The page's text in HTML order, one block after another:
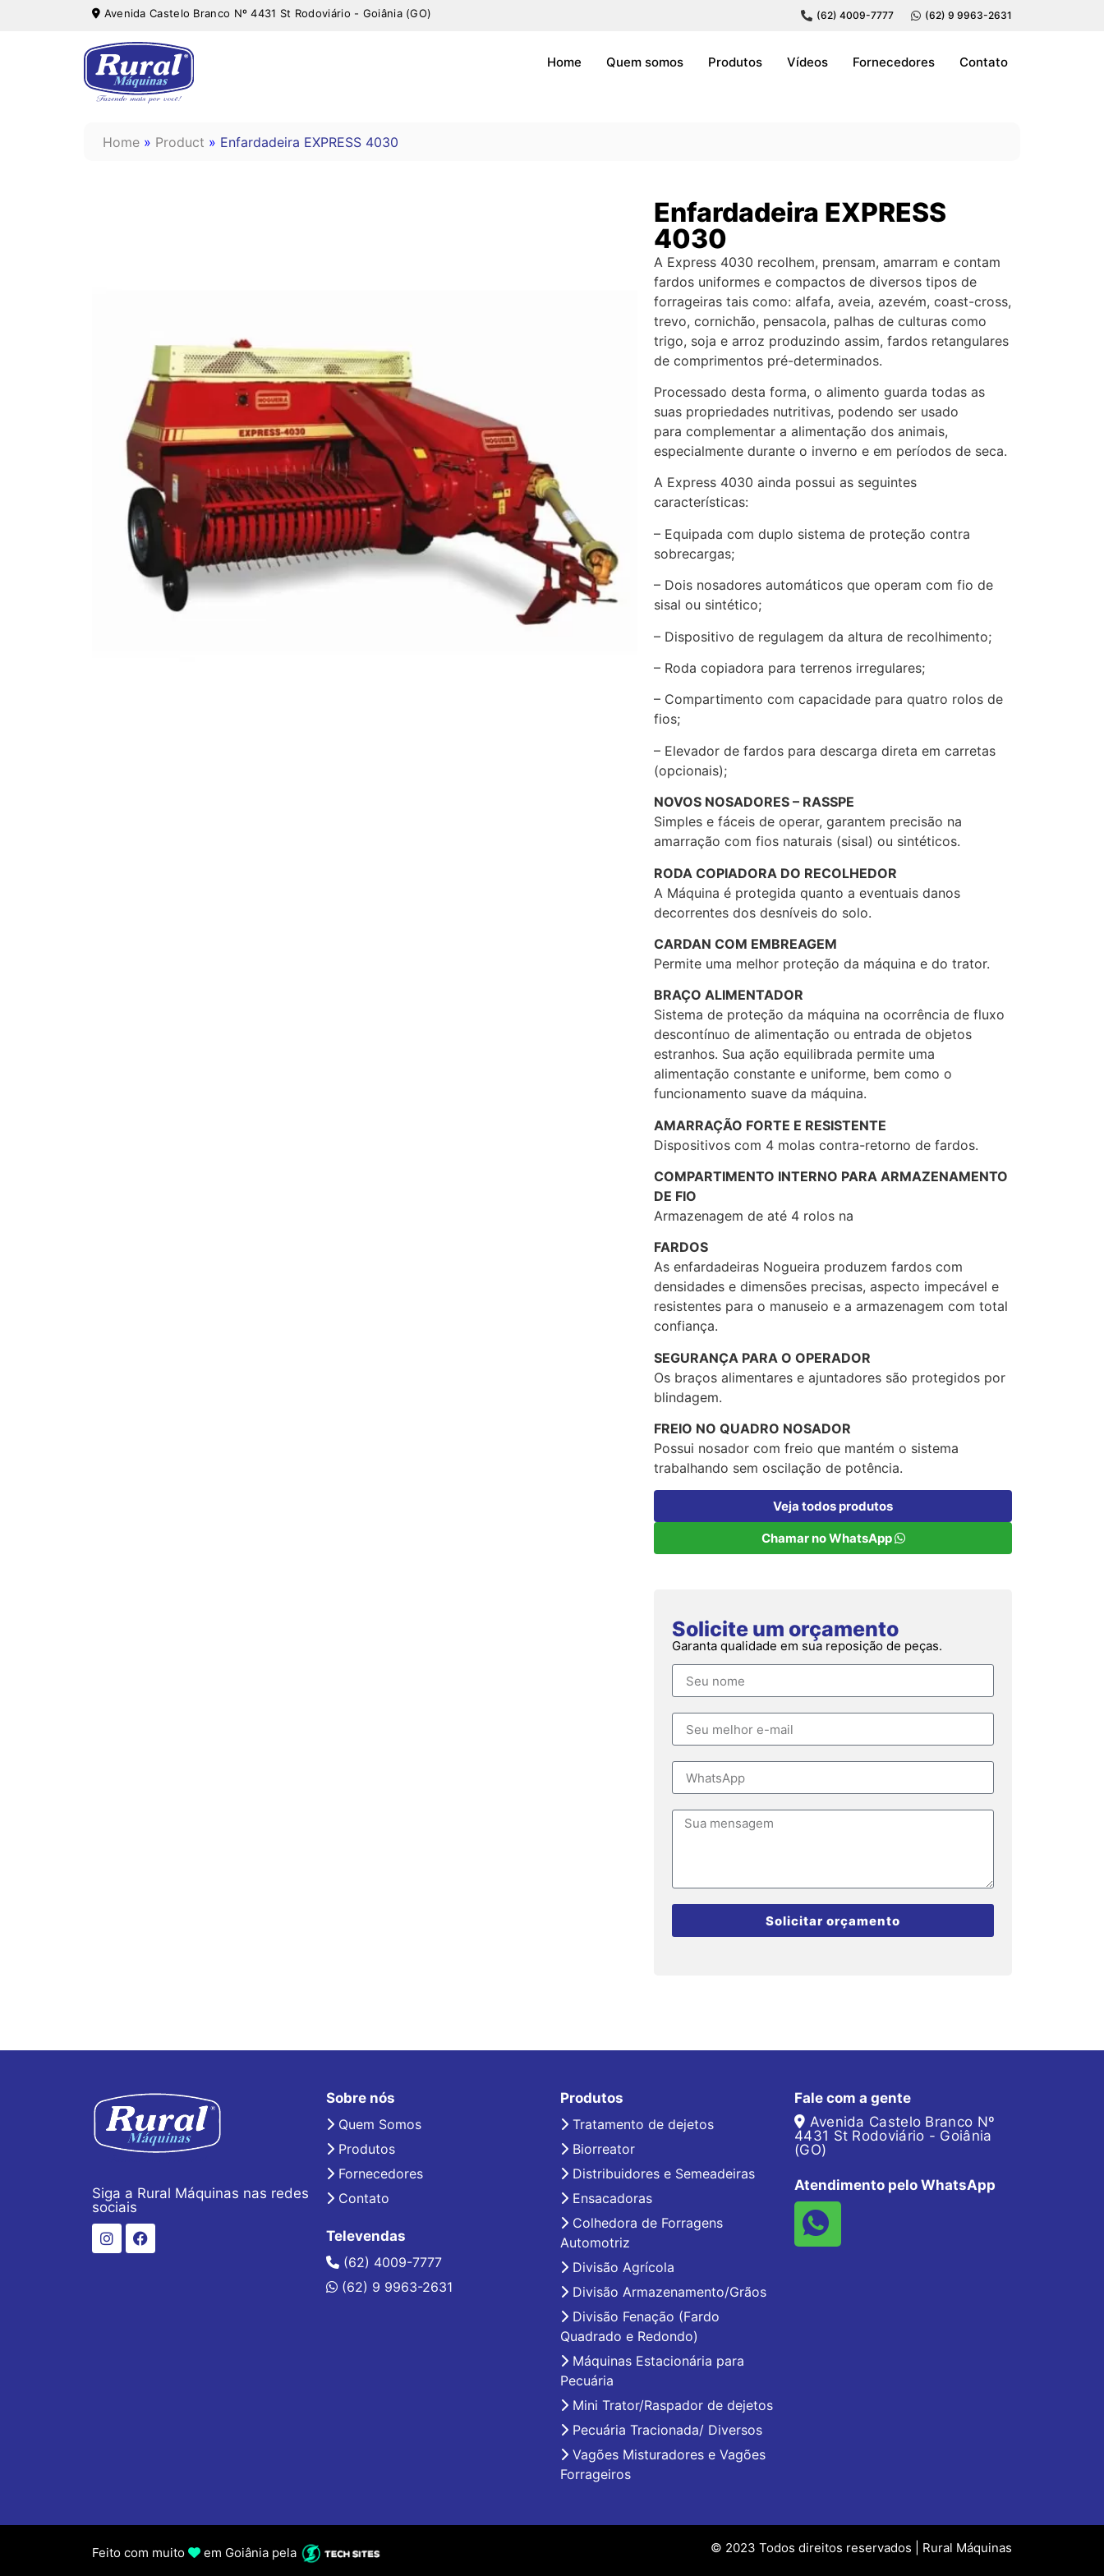
Avenida Castelo Branco Nº 4431 St Rodoviário - Goiânia (GO) (62) 4009-7777 (62) 9 9963-2631
Home Quem somos Produtos Vídeos Fornecedores Contato
Home » Product » Enfardadeira EXPRESS 4030
Enfardadeira EXPRESS
4030
A Express 4030 recolhem, prensam, amarram e contam
fardos uniformes e compactos de diversos tipos de
forrageiras tais como: alfafa, aveia, azevém, coast-cross,
trevo, cornichão, pensacola, palhas de culturas como
trigo, soja e arroz produzindo assim, fardos retangulares
de comprimentos pré-determinados.
Processado desta forma, o alimento guarda todas as
suas propriedades nutritivas, podendo ser usado
para complementar a alimentação dos animais,
especialmente durante o inverno e em períodos de seca.
A Express 4030 ainda possui as seguintes
características:
– Equipada com duplo sistema de proteção contra
sobrecargas;
– Dois nosadores automáticos que operam com fio de
sisal ou sintético;
– Dispositivo de regulagem da altura de recolhimento;
– Roda copiadora para terrenos irregulares;
– Compartimento com capacidade para quatro rolos de
fios;
– Elevador de fardos para descarga direta em carretas
(opcionais);
NOVOS NOSADORES – RASSPE
Simples e fáceis de operar, garantem precisão na
amarração com fios naturais (sisal) ou sintéticos.
RODA COPIADORA DO RECOLHEDOR
A Máquina é protegida quanto a eventuais danos
decorrentes dos desníveis do solo.
CARDAN COM EMBREAGEM
Permite uma melhor proteção da máquina e do trator.
BRAÇO ALIMENTADOR
Sistema de proteção da máquina na ocorrência de fluxo
descontínuo de alimentação ou entrada de objetos
estranhos. Sua ação equilibrada permite uma
alimentação constante e uniforme, bem como o
funcionamento suave da máquina.
AMARRAÇÃO FORTE E RESISTENTE
Dispositivos com 4 molas contra-retorno de fardos.
COMPARTIMENTO INTERNO PARA ARMAZENAMENTO
DE FIO
Armazenagem de até 4 rolos na
FARDOS
As enfardadeiras Nogueira produzem fardos com
densidades e dimensões precisas, aspecto impecável e
resistentes para o manuseio e a armazenagem com total
confiança.
SEGURANÇA PARA O OPERADOR
Os braços alimentares e ajuntadores são protegidos por
blindagem.
FREIO NO QUADRO NOSADOR
Possui nosador com freio que mantém o sistema
trabalhando sem oscilação de potência.
Veja todos produtos
Chamar no WhatsApp
Solicite um orçamento
Garanta qualidade em sua reposição de peças.
Solicitar orçamento
Siga a Rural Máquinas nas redes
sociais
Sobre nós
Quem Somos
Produtos
Fornecedores
Contato
Televendas
(62) 4009-7777
(62) 9 9963-2631
Produtos
Tratamento de dejetos
Biorreator
Distribuidores e Semeadeiras
Ensacadoras
Colhedora de Forragens
Automotriz
Divisão Agrícola
Divisão Armazenamento/Grãos
Divisão Fenação (Fardo
Quadrado e Redondo)
Máquinas Estacionária para
Pecuária
Mini Trator/Raspador de dejetos
Pecuária Tracionada/ Diversos
Vagões Misturadores e Vagões
Forrageiros
Fale com a gente
Avenida Castelo Branco Nº
4431 St Rodoviário - Goiânia
(GO)
Atendimento pelo WhatsApp
Feito com muito em Goiânia pela © 2023 Todos direitos reservados | Rural Máquinas